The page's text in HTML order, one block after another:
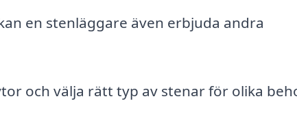
en stenläggare även erbjuda andra
och välja rätt typ av stenar för olika